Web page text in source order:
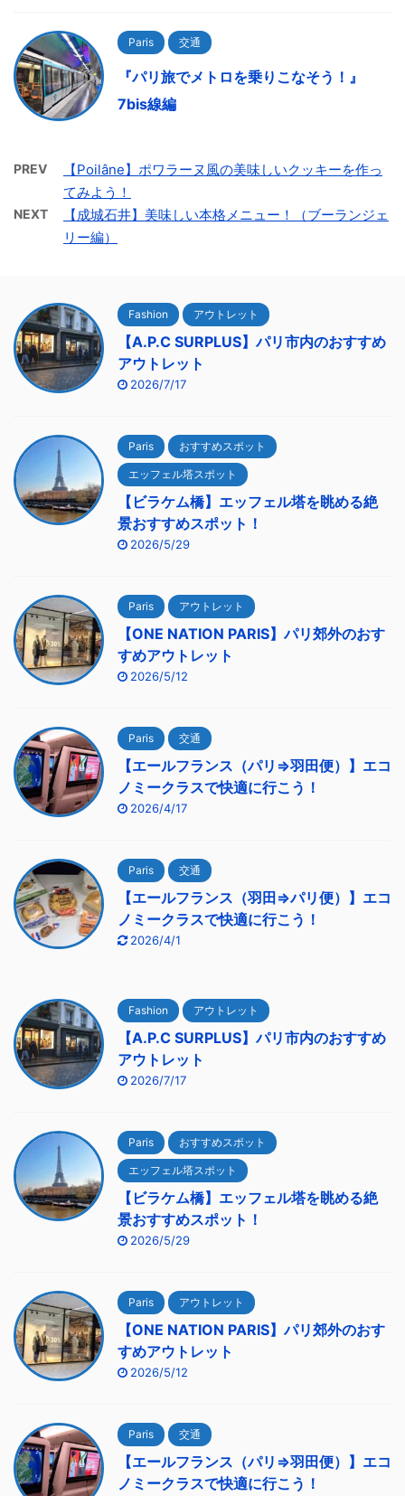
Paris 交通
『パリ旅でメトロを乗りこなそう！』
7bis線編
PREV
【Poilâne】ポワラーヌ風の美味しいクッキーを作っ
てみよう！
NEXT
【成城石井】美味しい本格メニュー！（ブーランジェ
リー編）
Fashion アウトレット
【A.P.C SURPLUS】パリ市内のおすすめ
アウトレット
2026/7/17
Paris おすすめスポット
エッフェル塔スポット
【ビラケム橋】エッフェル塔を眺める絶
景おすすめスポット！
2026/5/29
Paris アウトレット
【ONE NATION PARIS】パリ郊外のおす
すめアウトレット
2026/5/12
Paris 交通
【エールフランス（パリ⇒羽田便）】エコ
ノミークラスで快適に行こう！
2026/4/17
Paris 交通
【エールフランス（羽田⇒パリ便）】エコ
ノミークラスで快適に行こう！
2026/4/1
Fashion アウトレット
【A.P.C SURPLUS】パリ市内のおすすめ
アウトレット
2026/7/17
Paris おすすめスポット
エッフェル塔スポット
【ビラケム橋】エッフェル塔を眺める絶
景おすすめスポット！
2026/5/29
Paris アウトレット
【ONE NATION PARIS】パリ郊外のおす
すめアウトレット
2026/5/12
Paris 交通
【エールフランス（パリ⇒羽田便）】エコ
ノミークラスで快適に行こう！